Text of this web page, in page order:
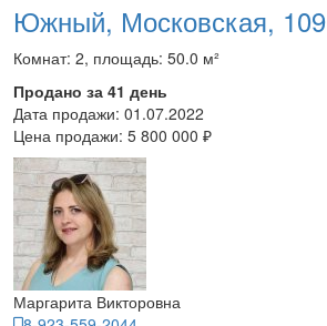
Южный, Московская, 109
Комнат: 2, площадь: 50.0 м²
Продано за 41 день
Дата продажи: 01.07.2022
Цена продажи: 5 800 000 ₽
Маргарита Викторовна